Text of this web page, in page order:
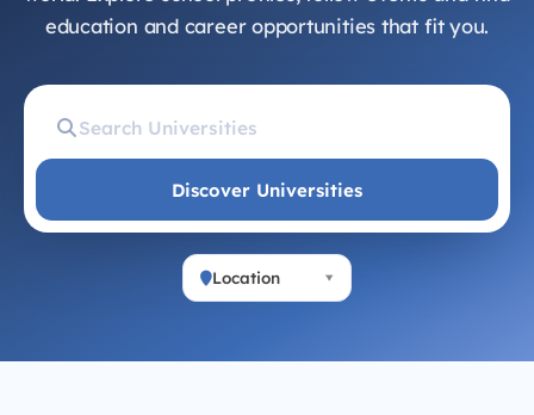
education and career opportunities that fit you.
Discover Universities
Location